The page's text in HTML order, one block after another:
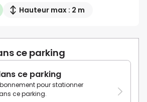
Hauteur max : 2 m
ce parking
ce parking
pour stationner
ce parking.